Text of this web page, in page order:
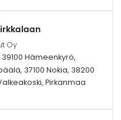
Oy
Hämeenkyrö,
37100 Nokia, 38200
Pirkanmaa